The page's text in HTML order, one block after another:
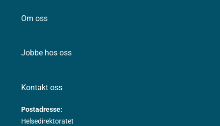
Om oss
Jobbe hos oss
Kontakt oss
Postadresse:
Helsedirektoratet